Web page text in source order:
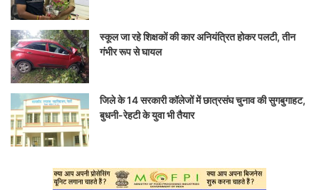
स्कूल जा रहे शिक्षकों की कार अनियंत्रित होकर पलटी, तीन
गंभीर रूप से घायल
जिले के 14 सरकारी कॉलेजों में छात्रसंघ चुनाव की सुगबुगाहट,
बुधनी-रेहटी के युवा भी तैयार